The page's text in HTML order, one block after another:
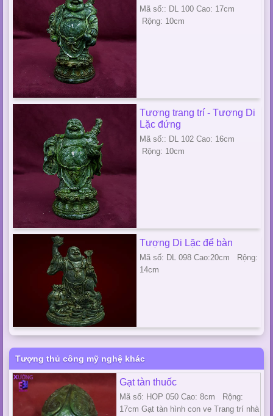
Mã số:: DL 100 Cao: 17cm
Rộng: 10cm
Tượng trang trí - Tượng Di
Lặc đứng
Mã số:: DL 102 Cao: 16cm
Rộng: 10cm
Tượng Di Lặc để bàn
Mã số: DL 098 Cao:20cm Rộng:
14cm
Tượng thủ công mỹ nghệ khác
Gạt tàn thuốc
Mã số: HOP 050 Cao: 8cm Rộng:
17cm Gạt tàn hình con ve Trang trí nhà